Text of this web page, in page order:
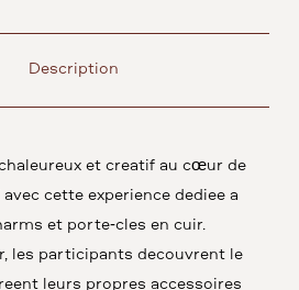
Description
et créatif au cœur de
avec cette expérience dédiée à
et porte-clés en cuir.
les participants découvrent le
leurs propres accessoires